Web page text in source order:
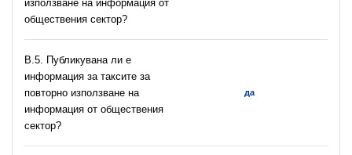
използване на информация от
обществения сектор?
В.5. Публикувана ли е
информация за таксите за
повторно използване на
информация от обществения
сектор?
да